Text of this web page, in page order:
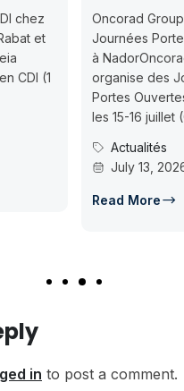
Oncorad Group —
Journées Portes Ouvertes
à NadorOncorad Group
organise des Journées
Portes Ouvertes à Nador
les 15-16 juillet (09h-17h)...
Actualités
July 13, 2026
Read More
in to post a comment.